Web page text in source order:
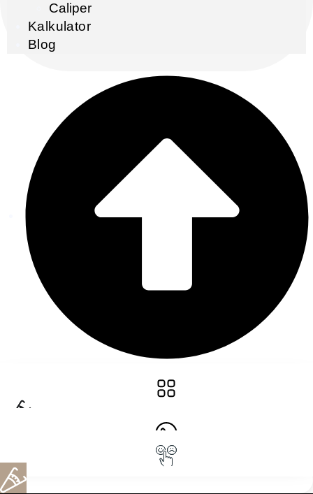
Caliper
Kalkulator
Blog